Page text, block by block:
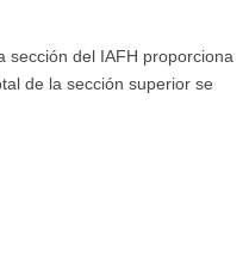
sección del IAFH proporciona
de la sección superior se